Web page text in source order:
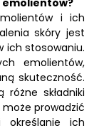
emolientów?
i ich
skóry jest
ich stosowaniu.
emolientów,
skuteczność.
składniki
prowadzić
określanie ich